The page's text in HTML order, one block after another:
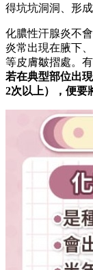
得坑坑洞洞、形成
化膿性汗腺炎不
炎常出現在腋下
等皮膚皺摺處。
若在典型部位出
2次以上），便要